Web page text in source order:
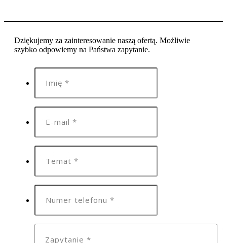
Dziękujemy za zainteresowanie naszą ofertą. Możliwie
szybko odpowiemy na Państwa zapytanie.